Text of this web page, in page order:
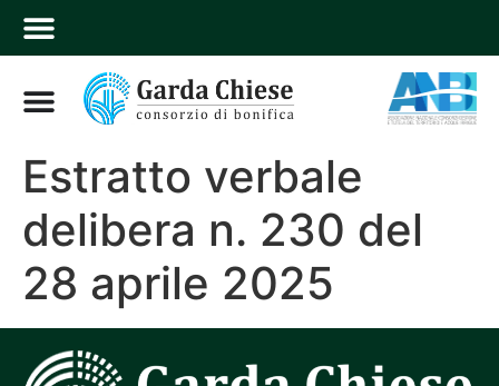
Estratto verbale
delibera n. 230 del
28 aprile 2025